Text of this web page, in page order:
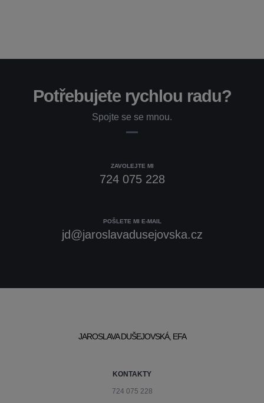
Potřebujete rychlou radu?
Spojte se se mnou.
ZAVOLEJTE MI
724 075 228
POŠLETE MI E-MAIL
jd@jaroslavadusejovska.cz
JAROSLAVA DUŠEJOVSKÁ, EFA
KONTAKTY
724 075 228